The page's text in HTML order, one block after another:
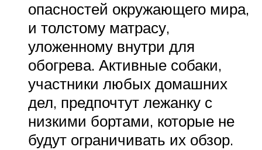
опасностей окружающего мира,
и толстому матрасу,
уложенному внутри для
обогрева. Активные собаки,
участники любых домашних
дел, предпочтут лежанку с
низкими бортами, которые не
будут ограничивать их обзор.